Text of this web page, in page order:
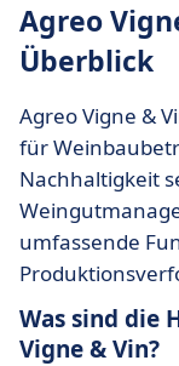
Agreo
Überblick
Agreo Vigne &
für
Nachhaltigkeit
umfassende
Was sind die
Vigne & Vin?